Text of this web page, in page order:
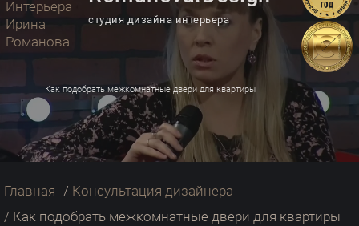
студия дизайна интерьера
Как подобрать межкомнатные двери для квартиры
Главная / Консультация дизайнера
/ Как подобрать межкомнатные двери для квартиры